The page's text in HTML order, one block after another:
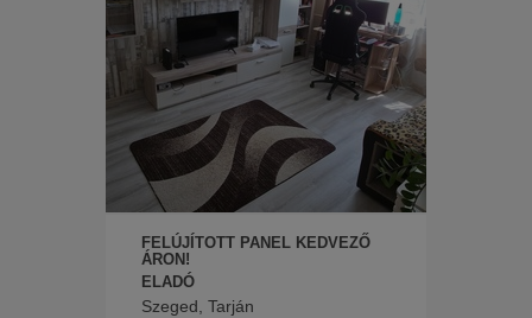
FELÚJÍTOTT PANEL KEDVEZŐ
ÁRON!
ELADÓ
Szeged, Tarján